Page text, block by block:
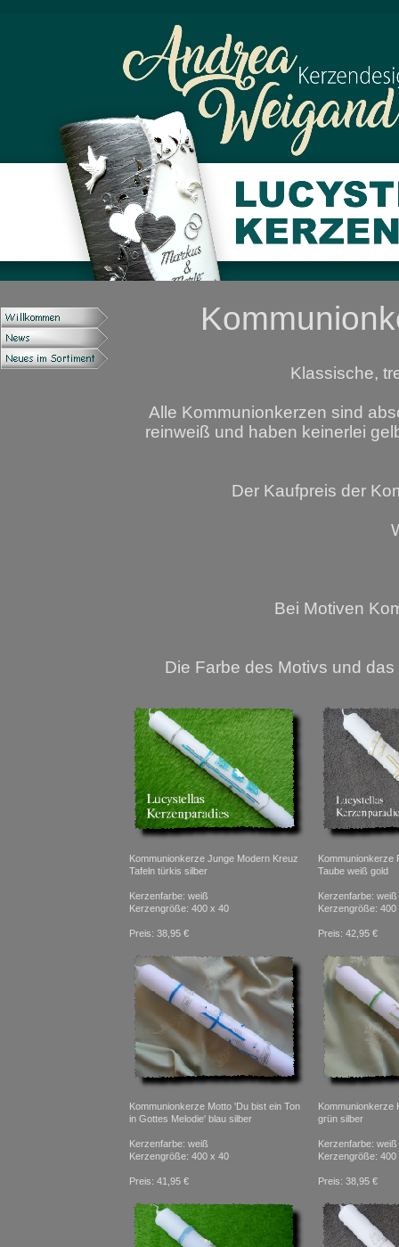
Klassische,
Alle Kommunionkerzen sind
reinweiß und haben keinerlei
Der Kaufpreis der
Bei Motiven
Die Farbe des Motivs und
Kommunionkerze Junge Modern Kreuz
Tafeln türkis silber
Kerzenfarbe: weiß
Kerzengröße: 400 x 40
Preis: 38,95 €
Kommunionkerze
Taube weiß gold
Kerzenfarbe: weiß
Kerzengröße: 400
Preis: 42,95 €
Kommunionkerze Motto 'Du bist ein Ton
in Gottes Melodie' blau silber
Kerzenfarbe: weiß
Kerzengröße: 400 x 40
Preis: 41,95 €
Kommunionkerze
grün silber
Kerzenfarbe: weiß
Kerzengröße: 400
Preis: 38,95 €